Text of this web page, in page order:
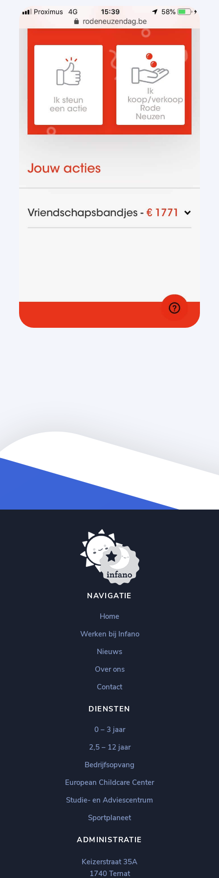
NAVIGATIE
Home
Werken bij Infano
Nieuws
Over ons
Contact
DIENSTEN
0 – 3 jaar
2,5 – 12 jaar
Bedrijfsopvang
European Childcare Center
Studie- en Adviescentrum
Sportplaneet
ADMINISTRATIE
Keizerstraat 35A
1740 Ternat